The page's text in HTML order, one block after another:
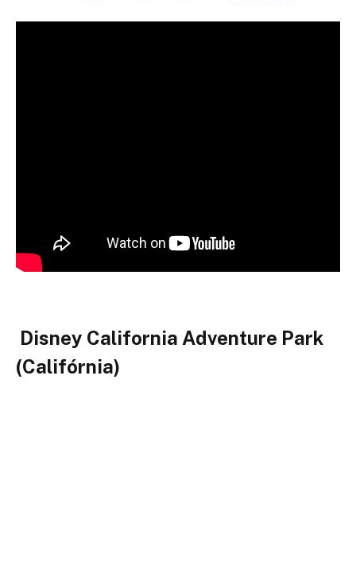
Disney California Adventure Park
(Califórnia)